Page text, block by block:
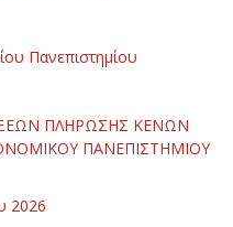
Πανεπιστημίου
ΠΛΗΡΩΣΗΣ ΚΕΝΩΝ
ΠΑΝΕΠΙΣΤΗΜΙΟΥ
2026